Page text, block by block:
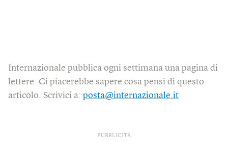
Internazionale pubblica ogni settimana una pagina di
lettere. Ci piacerebbe sapere cosa pensi di questo
articolo. Scrivici a: posta@internazionale.it
PUBBLICITÀ